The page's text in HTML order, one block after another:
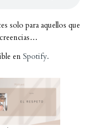
solo para aquellos que
enSpotify.